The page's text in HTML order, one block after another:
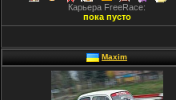
Карьера FreeRace:
пока пусто
Maxim